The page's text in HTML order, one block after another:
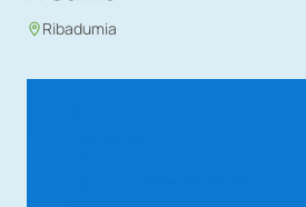
Ribadumia